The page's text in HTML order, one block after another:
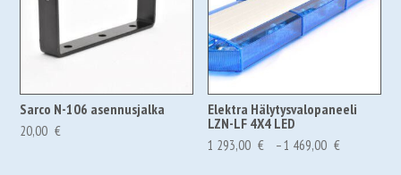
Sarco N-106 asennusjalka
20,00 €
Elektra Hälytysvalopaneeli
LZN-LF 4X4 LED
1 293,00 € –1 469,00 €